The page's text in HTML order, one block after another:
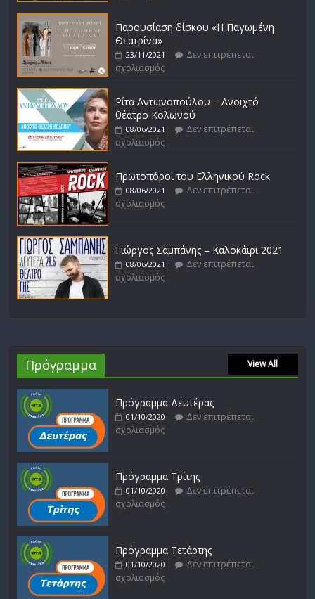
Παρουσίαση δίσκου «Η Παγωμένη
Θεατρίνα»
23/11/2021
Δεν επιτρέπεται
σχολιασμός
Ρίτα Αντωνοπούλου – Ανοιχτό
θέατρο Κολωνού
08/06/2021
Δεν επιτρέπεται
σχολιασμός
Πρωτοπόροι του Ελληνικού Rock
08/06/2021
Δεν επιτρέπεται
σχολιασμός
Γιώργος Σαμπάνης – Καλοκάιρι 2021
08/06/2021
Δεν επιτρέπεται
σχολιασμός
Πρόγραμμα View All
Πρόγραμμα Δευτέρας
01/10/2020
Δεν επιτρέπεται
σχολιασμός
Πρόγραμμα Τρίτης
01/10/2020
Δεν επιτρέπεται
σχολιασμός
Πρόγραμμα Τετάρτης
01/10/2020
Δεν επιτρέπεται
σχολιασμός